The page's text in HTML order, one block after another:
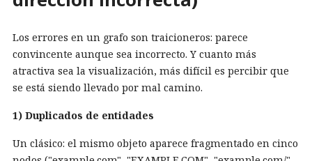
Los errores en un grafo son traicioneros: parece
convincente aunque sea incorrecto. Y cuanto más
atractiva sea la visualización, más difícil es percibir que
se está siendo llevado por mal camino.
1) Duplicados de entidades
Un clásico: el mismo objeto aparece fragmentado en cinco